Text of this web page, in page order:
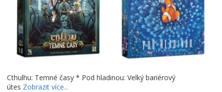
Cthulhu: Temné časy * Pod hladinou: Velký bariérový
útes Zobrazit více...